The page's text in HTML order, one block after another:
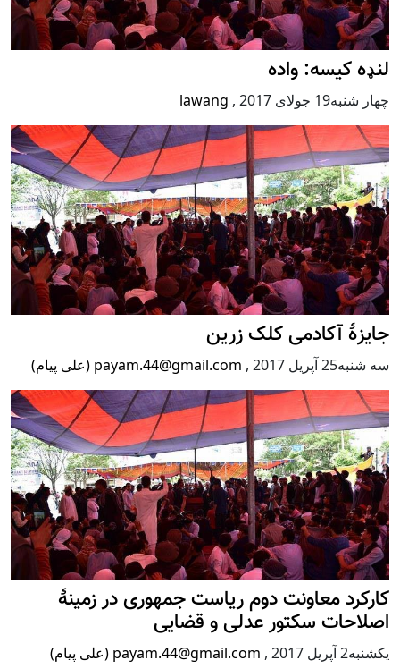
لنډه کیسه: واده
چهار شنبه19 جولای 2017 ,
lawang
جایزۀ آکادمی کلک زرین
سه شنبه25 آپریل 2017 , payam.44@gmail.com (علی پیام)
کارکرد معاونت دوم ریاست جمهوری در زمینۀ
اصلاحات سکتور عدلی و قضایی
يكشنبه2 آپریل 2017 , payam.44@gmail.com (علی پیام)